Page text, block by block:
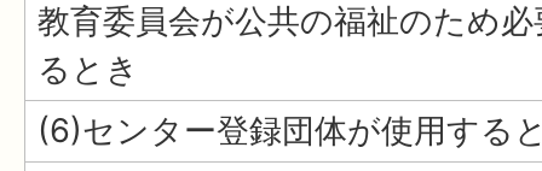
教育委員会が公共の福祉のため
るとき
(6)センター登録団体が使用する